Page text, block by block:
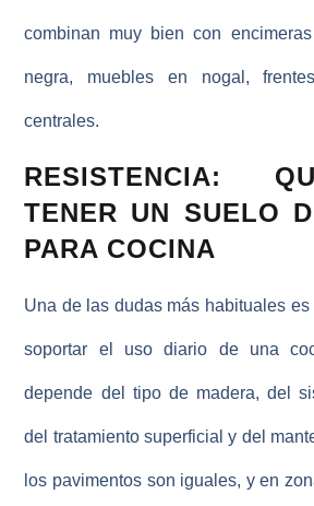
combinan muy bien con
negra, muebles en nogal,
centrales.
RESISTENCIA:
TENER UN SUELO
PARA COCINA
Una de las dudas más habituales
soportar el uso diario de una
depende del tipo de madera, del
del tratamiento superficial y del
los pavimentos son iguales, y en